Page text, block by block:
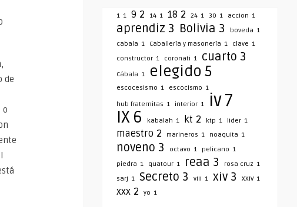
de
o
1 1 9 2 14 1 18 2 24 1 30 1 accion 1
aprendiz 3 Bolivia 3 boveda 1
cabala 1 Caballería y masonería 1 clave 1
constructor 1 coronati 1 cuarto 3
Cábala 1 elegido5
escocesismo 1 escocismo 1
hub fraternitas 1 interior 1 iv7
IX 6 kabalah 1 kt 2 ktp 1 lider 1
maestro 2 marineros 1 noaquita 1
noveno 3 octavo 1 pelicano 1
piedra 1 quatour 1 reaa 3 rosa cruz 1
sarj 1 Secreto 3 viii 1 xiv 3 XXIV 1
xxx 2 yo 1